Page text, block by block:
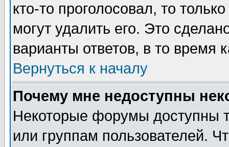
кто-то проголосовал, то
могут удалить его. Это
варианты ответов, в то время
Вернуться к началу
Почему мне недоступны
Некоторые форумы доступны
или группам пользователей.